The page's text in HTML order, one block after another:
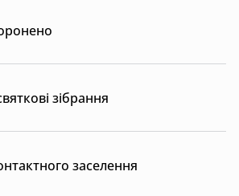
зібрання
заселення